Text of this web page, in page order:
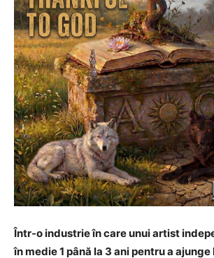
Într-o industrie în care unui artist
în medie 1 până la 3 ani pentru a